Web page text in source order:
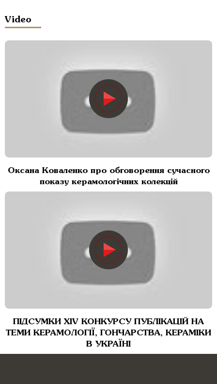
Post
navigation
Video
Оксана Коваленко про обговорення сучасного
показу керамологічних колекцій
ПІДСУМКИ ХІV КОНКУРСУ ПУБЛІКАЦІЙ НА
ТЕМИ КЕРАМОЛОГІЇ, ГОНЧАРСТВА, КЕРАМІКИ
В УКРАЇНІ